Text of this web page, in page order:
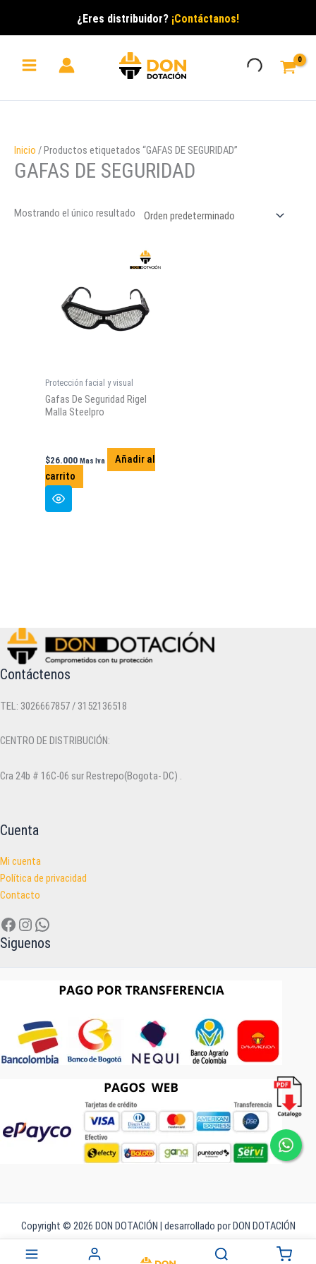
¿Eres distribuidor? ¡Contáctanos!
Inicio / Productos etiquetados “GAFAS DE SEGURIDAD”
GAFAS DE SEGURIDAD
Mostrando el único resultado
Protección facial y visual
Gafas De Seguridad Rigel
Malla Steelpro
$26.000 Mas Iva
Añadir al
carrito
Contáctenos
TEL: 3026667857 / 3152136518
CENTRO DE DISTRIBUCIÓN:
Cra 24b # 16C-06 sur Restrepo(Bogota- DC) .
Cuenta
Mi cuenta
Política de privacidad
Contacto
Facebook
Instagram
WhatsApp
Siguenos
Copyright © 2026 DON DOTACIÓN | desarrollado por DON DOTACIÓN
Búsqueda